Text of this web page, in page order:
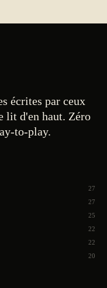
écrites par ceux
lit d'en haut. Zéro
to-play.
27
27
25
22
22
20